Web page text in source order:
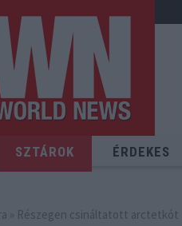
SZTÁROK ÉRDEKES
» Részegen csináltatott